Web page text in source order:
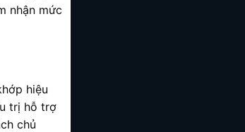
nhận mức
hiệu
trị hỗ trợ
chủ